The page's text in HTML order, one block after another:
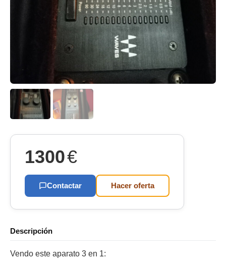
1300€
Contactar Hacer oferta
Descripción
Vendo este aparato 3 en 1: